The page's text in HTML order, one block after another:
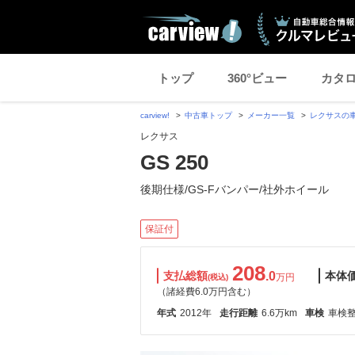
トップ 360°ビュー カタ
carview! 中古車トップ メーカー一覧 レクサスの
レクサス
GS 250
後期仕様/GS-Fバンパー/社外ホイール
保証付
支払総額(税込) 208.0万円
（諸経費6.0万円含む）
本体
年式 2012年 走行距離 6.6万km 車検 車検